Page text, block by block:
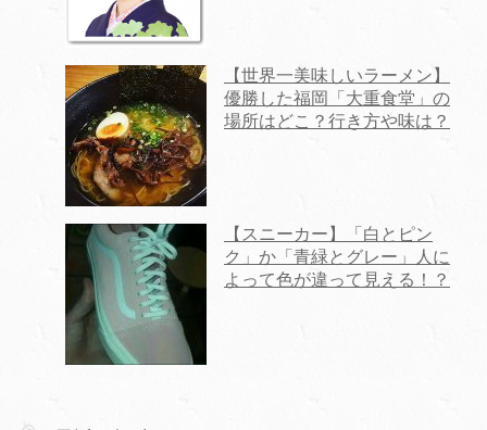
【世界一美味しいラーメン】
優勝した福岡「大重食堂」の
場所はどこ？行き方や味は？
【スニーカー】「白とピン
ク」か「青緑とグレー」人に
よって色が違って見える！？